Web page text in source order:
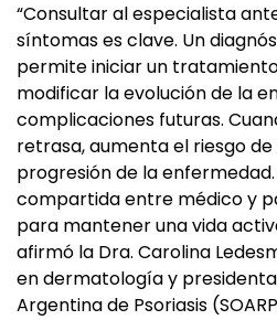
“Consultar al especialista
síntomas es clave. Un
permite iniciar un
modificar la evolución de la
complicaciones futuras.
retrasa, aumenta el riesgo
progresión de la
compartida entre médico y
para mantener una vida
afirmó la Dra. Carolina
en dermatología y
Argentina de Psoriasis